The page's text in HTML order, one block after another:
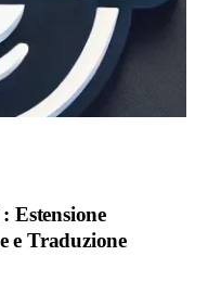
Estensione
e Traduzione